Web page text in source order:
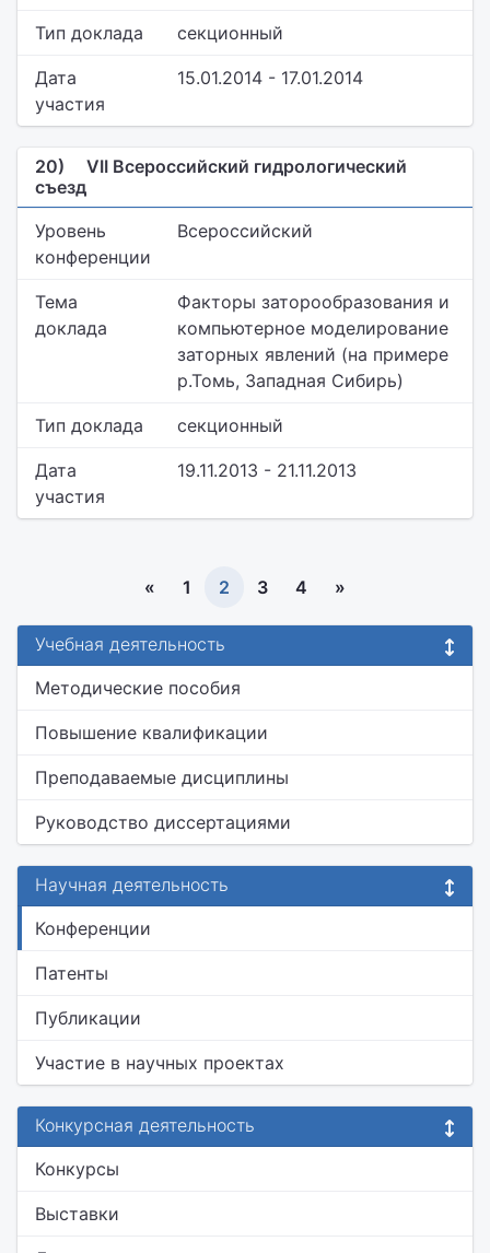
Тип доклада секционный
Дата
участия
15.01.2014 - 17.01.2014
20)
VII Всероссийский гидрологический
съезд
Уровень
конференции
Всероссийский
Тема
доклада
Факторы заторообразования и
компьютерное моделирование
заторных явлений (на примере
р.Томь, Западная Сибирь)
Тип доклада секционный
Дата
участия
19.11.2013 - 21.11.2013
« 1 2 3 4 »
Учебная деятельность
Методические пособия
Повышение квалификации
Преподаваемые дисциплины
Руководство диссертациями
Научная деятельность
Конференции
Патенты
Публикации
Участие в научных проектах
Конкурсная деятельность
Конкурсы
Выставки